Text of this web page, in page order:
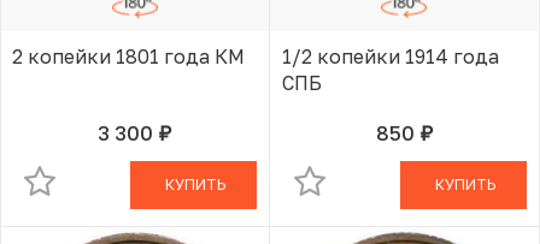
2 копейки 1801 года КМ
3 300 руб.
В КОРЗИНЕ
КУПИТЬ
1/2 копейки 1914 года
СПБ
850 руб.В КОРЗИНЕ
КУПИТЬ